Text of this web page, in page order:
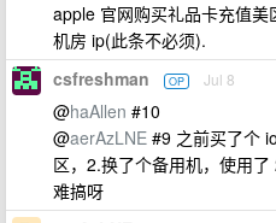
apple 官网购买礼品卡充值
机房 ip(此条不必须).
csfreshman OP Jul 8
@haAllen #10
@aerAzLNE #9 之前买了个
区，2.换了个备用机，使用了
难搞呀